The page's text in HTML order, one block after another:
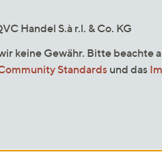
Handel S.à r.l. & Co. KG
keine Gewähr. Bitte beachte
Standardsund das